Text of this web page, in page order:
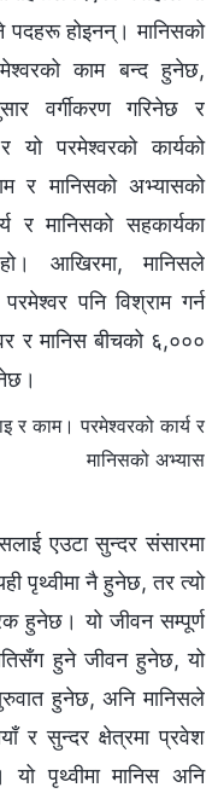
पदहरू होइनन्। मानिसको
काम बन्द हुनेछ,
वर्गीकरण गरिनेछ र
यो परमेश्‍वरको कार्यको
र मानिसको अभ्यासको
र मानिसको सहकार्यका
आखिरमा, मानिसले
पनि विश्राम गर्न
र मानिस बीचको ६,०००
काम। परमेश्‍वरको कार्य र
मानिसको अभ्यास
एउटा सुन्दर संसारमा
पृथ्वीमा नै हुनेछ, तर त्यो
हुनेछ। यो जीवन सम्पूर्ण
हुने जीवन हुनेछ, यो
हुनेछ, अनि मानिसले
र सुन्दर क्षेत्रमा प्रवेश
पृथ्वीमा मानिस अनि